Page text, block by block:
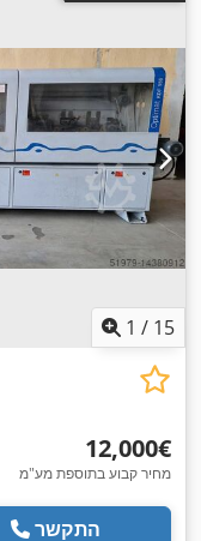
1 / 15
‏12,000 ‏€
מחיר קבוע בתוספת מע"מ
התקשר